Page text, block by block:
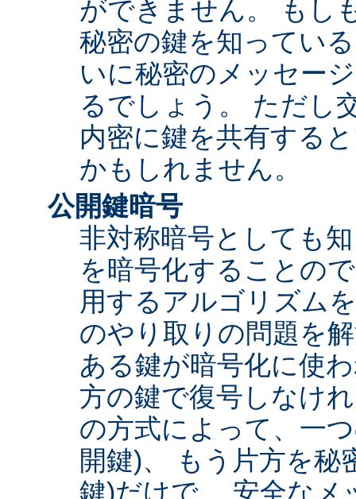
ができません。 もし
秘密の鍵を知ってい
いに秘密のメッセー
るでしょう。 ただし
内密に鍵を共有する
かもしれません。
公開鍵暗号
非対称暗号としても
を暗号化することの
用するアルゴリズム
のやり取りの問題を
ある鍵が暗号化に使
方の鍵で復号しなけ
の方式によって、一
開鍵)、 もう片方を秘
鍵)だけで、 安全なメ